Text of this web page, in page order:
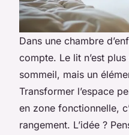
Dans une chambre
compte. Le lit n’est
sommeil, mais un
Transformer l’espace
en zone fonctionnelle,
rangement. L’idée ?